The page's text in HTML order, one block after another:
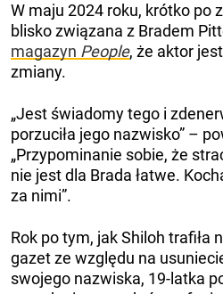
W maju 2024 roku, krótko po
blisko związana z Bradem
magazyn People, że aktor
zmiany.
„Jest świadomy tego i
porzuciła jego nazwisko” –
„Przypominanie sobie, że
nie jest dla Brada łatwe.
za nimi”.
Rok po tym, jak Shiloh trafiła
gazet ze względu na
swojego nazwiska, 19-latka